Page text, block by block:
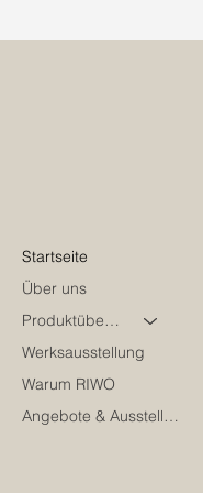
Startseite
Über uns
Produktübersicht
Werksausstellung
Warum RIWO
Angebote & Ausstellungsstücke